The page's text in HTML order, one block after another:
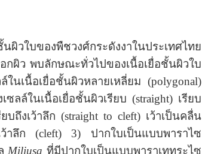
ใบของพืชวงศ์กระดังงาในประเทศไทย
กผิว พบลักษณะทั่วไปของเนื้อเยื่อชั้นผิวใบ
นเนื้อเยื่อชั้นผิวหลายเหลี่ยม (polygonal)
เซลล์ในเนื้อเยื่อชั้นผิวเรียบ (straight) เรียบ
ยบถึงเว้าลึก (straight to cleft) เว้าเป็นคลื่น
ว้าลึก (cleft) 3) ปากใบเป็นแบบพาราไซ
Miliusa ที่มีปากใบเป็นแบบพาราเททระไซ